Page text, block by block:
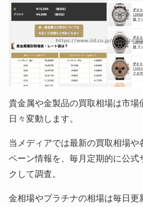
貴金属や金製品の買取相場は市場
日々変動します。
当メディアでは最新の買取相場や
ペーン情報を、毎月定期的に公式
クして調査。
金相場やプラチナの相場は毎日更